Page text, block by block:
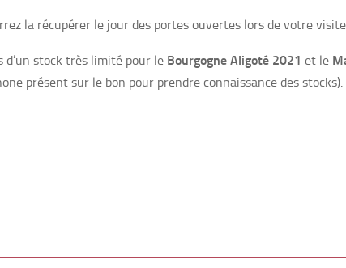
la récupérer le jour des portes ouvertes lors de votre
stock très limité pour le Bourgogne Aligoté 2021 et le
présent sur le bon pour prendre connaissance des stocks).